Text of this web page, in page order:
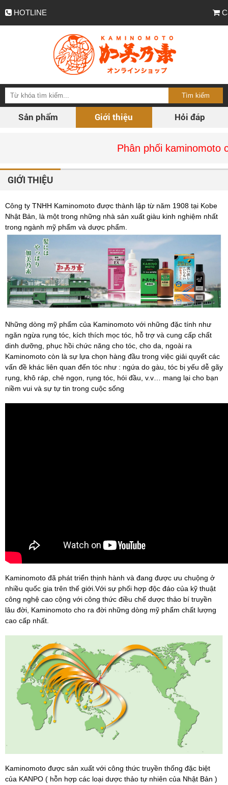
HOTLINE
Sản phẩm Giới thiệu Hỏi đáp
Phân phối kaminomoto
GIỚI THIỆU
Công ty TNHH Kaminomoto được thành lập từ năm 1908 tại Kobe
Nhật Bản, là một trong những nhà sản xuất giàu kinh nghiệm nhất
trong ngành mỹ phẩm và dược phẩm.
Những dòng mỹ phẩm của Kaminomoto với những đặc tính như
ngăn ngừa rụng tóc, kích thích mọc tóc, hỗ trợ và cung cấp chất
dinh dưỡng, phục hồi chức năng cho tóc, cho da, ngoài ra
Kaminomoto còn là sự lựa chọn hàng đầu trong việc giải quyết các
vấn đề khác liên quan đến tóc như : ngứa do gàu, tóc bị yếu dễ gãy
rụng, khô ráp, chẻ ngọn, rụng tóc, hói đầu, v.v… mang lại cho bạn
niềm vui và sự tự tin trong cuộc sống
Kaminomoto đã phát triển thịnh hành và đang được ưu chuộng ở
nhiều quốc gia trên thế giới.Với sự phối hợp độc đáo của kỹ thuật
công nghệ cao cộng với công thức điều chế dược thảo bí truyền
lâu đời, Kaminomoto cho ra đời những dòng mỹ phẩm chất lượng
cao cấp nhất.
Kaminomoto được sản xuất với công thức truyền thống đặc biệt
của KANPO ( hỗn hợp các loại dược thảo tự nhiên của Nhật Bản )